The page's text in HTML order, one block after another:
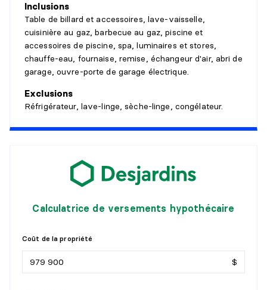
Niveau :1er niveau/RDC
Dimensions :18'3" X 14'9"
Revêtement :Céramique
Détails :
SOLARIUM/VERRIÈRE
Niveau :1er niveau/RDC
Revêtement :Bois
SALLE D'EAU
Dimensions :8'6" X 5'8"
Détails :
SALLE DE LAVAGE
Inclusions
Table de billard et accessoires, lave-vaisselle,
cuisinière au gaz, barbecue au gaz, piscine et
accessoires de piscine, spa, luminaires et stores,
chauffe-eau, fournaise, remise, échangeur d'air, abri de
garage, ouvre-porte de garage électrique.
Exclusions
Réfrigérateur, lave-linge, sèche-linge, congélateur.
Calculatrice de versements hypothécaire
Coût de la propriété
$